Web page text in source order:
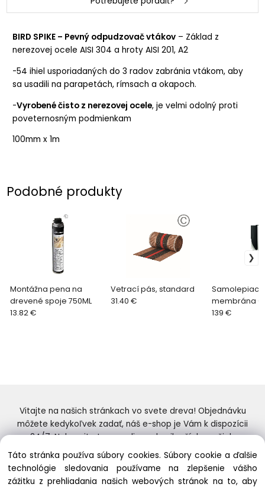
BIRD SPIKE – Pevný odpudzovač vtákov – Základ z
nerezovej ocele AISI 304 a hroty AISI 201, A2
-54 ihiel usporiadaných do 3 radov zabránia vtákom, aby
sa usadili na parapetách, rímsach a okapoch.
-Vyrobené čisto z nerezovej ocele, je velmi odolný proti
poveternosným podmienkam
100mm x 1m
Podobné produkty
Montážna pena na
drevené spoje 750ML
13.82 €
Vetrací pás, standard
31.40 €
membrána -
BAND
139 €
Vitajte na našich stránkach vo svete dreva! Objednávku
môžete kedykoľvek zadať, náš e-shop je Vám k dispozícii
24/7. Nakupujte tovar online od najlepších značiek.
Skvelý výber a ceny. Tiež si nenechajte ujsť naše
prebiehajúce ponuky! Prajeme Vám príjemné nakupovanie.
Táto stránka používa súbory cookies. Súbory cookie a ďalšie
technológie sledovania používame na zlepšenie vášho
zážitku z prehliadania našich webových stránok na to, aby